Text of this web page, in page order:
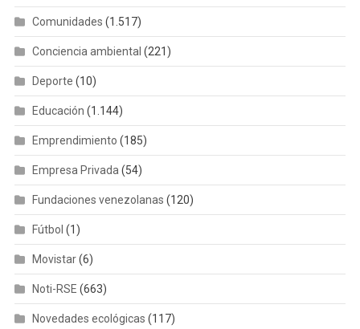
Comunidades (1.517)
Conciencia ambiental (221)
Deporte (10)
Educación (1.144)
Emprendimiento (185)
Empresa Privada (54)
Fundaciones venezolanas (120)
Fútbol (1)
Movistar(6)
Noti-RSE (663)
Novedades ecológicas (117)